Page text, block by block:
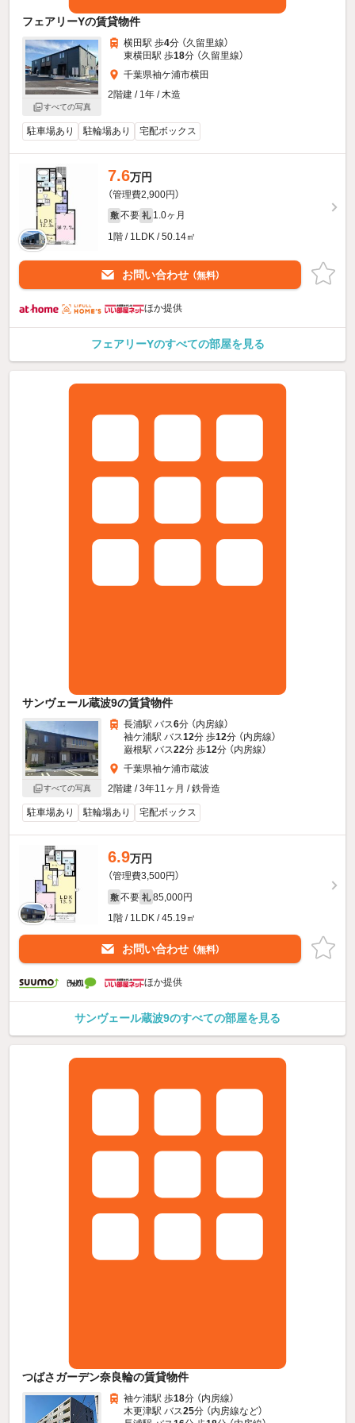
フェアリーYの賃貸物件
すべての写真
横田駅 歩4分 （久留里線）
東横田駅 歩18分 （久留里線）
千葉県袖ケ浦市横田
2階建 / 1年 / 木造
駐車場あり 駐輪場あり 宅配ボックス
7.6万円
（管理費2,900円）
敷 不要 礼 1.0ヶ月
1階 / 1LDK / 50.14㎡
お問い合わせ （無料）
ほか提供
フェアリーYのすべての部屋を見る
サンヴェール蔵波9の賃貸物件
すべての写真
長浦駅 バス6分 （内房線）
袖ケ浦駅 バス12分 歩12分 （内房線）
巌根駅 バス22分 歩12分 （内房線）
千葉県袖ケ浦市蔵波
2階建 / 3年11ヶ月 / 鉄骨造
駐車場あり 駐輪場あり 宅配ボックス
6.9万円
（管理費3,500円）
敷 不要 礼 85,000円
1階 / 1LDK / 45.19㎡
お問い合わせ （無料）
ほか提供
サンヴェール蔵波9のすべての部屋を見る
つばさガーデン奈良輪の賃貸物件
袖ケ浦駅 歩18分 （内房線）
木更津駅 バス25分 （内房線など）